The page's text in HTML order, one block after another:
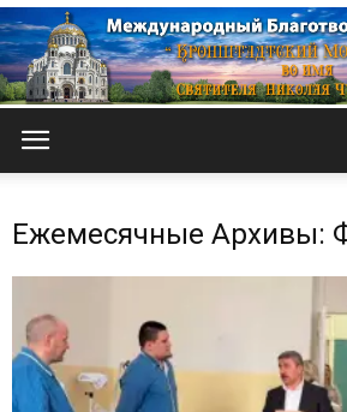
собор
Ежемесячные Архивы: